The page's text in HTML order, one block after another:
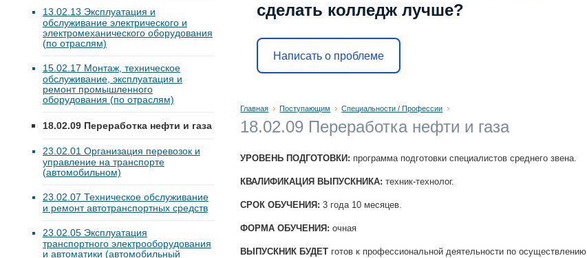
13.02.13 Эксплуатация и
обслуживание электрического и
электромеханического оборудования
(по отраслям)
15.02.17 Монтаж, техническое
обслуживание, эксплуатация и
ремонт промышленного
оборудования (по отраслям)
18.02.09 Переработка нефти и газа
23.02.01 Организация перевозок и
управление на транспорте
(автомобильном)
23.02.07 Техническое обслуживание
и ремонт автотранспортных средств
23.02.05 Эксплуатация
транспортного электрооборудования
и автоматики (автомобильный
сделать колледж лучше?
Написать о проблеме
Главная Поступающим Специальности / Профессии
18.02.09 Переработка нефти и газа
УРОВЕНЬ ПОДГОТОВКИ: программа подготовки специалистов среднего звена.
КВАЛИФИКАЦИЯ ВЫПУСКНИКА:техник-технолог.
СРОК ОБУЧЕНИЯ:3 года 10 месяцев.
ФОРМА ОБУЧЕНИЯ:очная
ВЫПУСКНИК БУДЕТ готов к профессиональной деятельности по осуществлению